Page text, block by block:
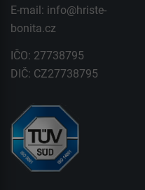
E-mail: info@hriste-
bonita.cz
IČO: 27738795
DIČ: CZ27738795